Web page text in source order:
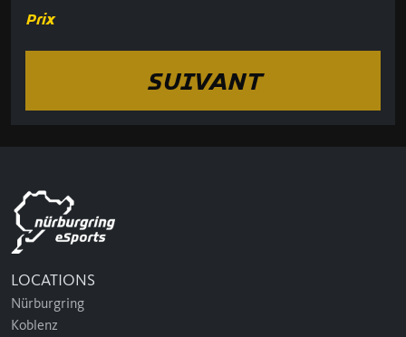
Prix
SUIVANT
LOCATIONS
Nürburgring
Koblenz